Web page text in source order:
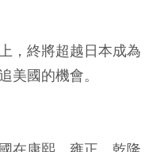
，終將超越日本成為
美國的機會。